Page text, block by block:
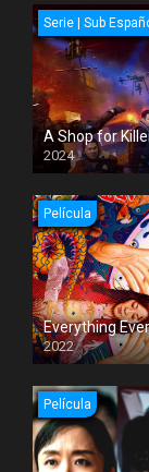
Serie | Sub
A Shop for
2024
Película
Everything
2022
Película